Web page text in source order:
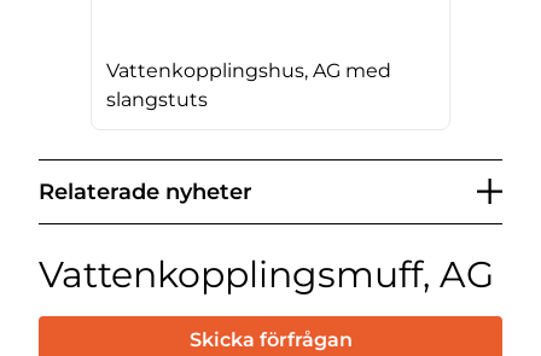
Vattenkopplingshus, AG med
slangstuts
Relaterade nyheter
Vattenkopplingsmuff, AG
Skicka förfrågan